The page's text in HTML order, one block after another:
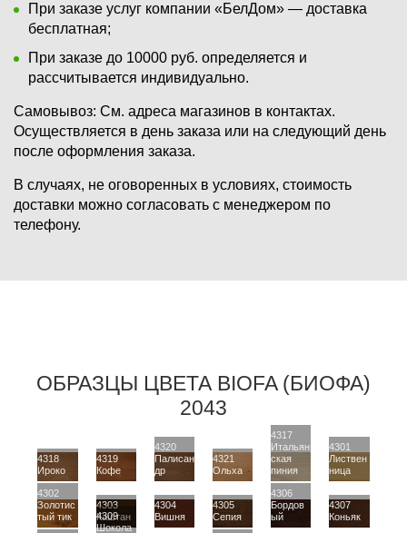
При заказе услуг компании «БелДом» — доставка
бесплатная;
При заказе до 10000 руб. определяется и
рассчитывается индивидуально.
Самовывоз: См. адреса магазинов в контактах.
Осуществляется в день заказа или на следующий день
после оформления заказа.
В случаях, не оговоренных в условиях, стоимость
доставки можно согласовать с менеджером по
телефону.
ОБРАЗЦЫ ЦВЕТА BIOFA (БИОФА)
2043
4318
Ироко
4319
Кофе
4320
Палисан
др
4321
Ольха
4317
Итальян
ская
пиния
4301
Листвен
ница
4302
Золотис
тый тик
4303
Каштан
4304
Вишня
4305
Сепия
4306
Бордов
ый
4307
Коньяк
4309
Шокола